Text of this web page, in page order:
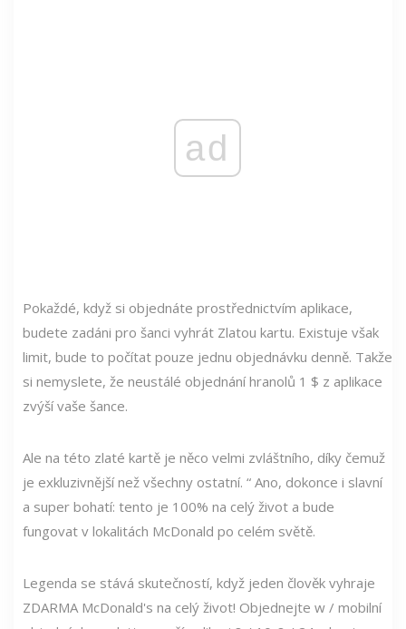
ad
Pokaždé, když si objednáte prostřednictvím aplikace,
budete zadáni pro šanci vyhrát Zlatou kartu. Existuje však
limit, bude to počítat pouze jednu objednávku denně. Takže
si nemyslete, že neustálé objednání hranolů 1 $ z aplikace
zvýší vaše šance.
Ale na této zlaté kartě je něco velmi zvláštního, díky čemuž
je exkluzivnější než všechny ostatní. “ Ano, dokonce i slavní
a super bohatí: tento je 100% na celý život a bude
fungovat v lokalitách McDonald po celém světě.
Legenda se stává skutečností, když jeden člověk vyhraje
ZDARMA McDonald's na celý život! Objednejte w / mobilní